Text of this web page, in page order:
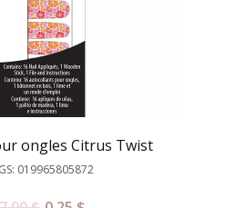
ongles Citrus Twist
019965805872